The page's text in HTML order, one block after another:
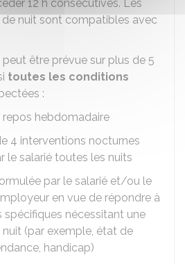
12 h consécutives. Les
de nuit sont compatibles avec
être prévue sur plus de 5
toutes les conditions
:
repos hebdomadaire
4 interventions nocturnes
le salarié toutes les nuits
par le salarié et/ou le
en vue de répondre à
spécifiques nécessitant une
nuit (par exemple, état de
handicap)